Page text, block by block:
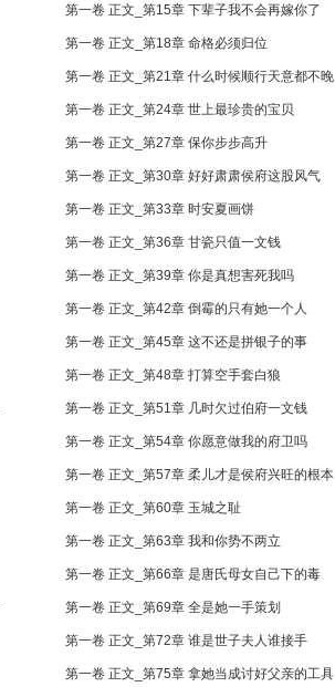
第一卷 正文_第15章 下辈子我不会再嫁你了
第一卷 正文_第18章 命格必须归位
第一卷 正文_第21章 什么时候顺行天意都不晚
第一卷 正文_第24章 世上最珍贵的宝贝
第一卷 正文_第27章 保你步步高升
第一卷 正文_第30章 好好肃肃侯府这股风气
第一卷 正文_第33章 时安夏画饼
第一卷 正文_第36章 甘瓷只值一文钱
第一卷 正文_第39章 你是真想害死我吗
第一卷 正文_第42章 倒霉的只有她一个人
第一卷 正文_第45章 这不还是拼银子的事
第一卷 正文_第48章 打算空手套白狼
第一卷 正文_第51章 几时欠过伯府一文钱
第一卷 正文_第54章 你愿意做我的府卫吗
第一卷 正文_第57章 柔儿才是侯府兴旺的根本
第一卷 正文_第60章 玉城之耻
第一卷 正文_第63章 我和你势不两立
第一卷 正文_第66章 是唐氏母女自己下的毒
第一卷 正文_第69章 全是她一手策划
第一卷 正文_第72章 谁是世子夫人谁接手
第一卷 正文_第75章 拿她当成讨好父亲的工具